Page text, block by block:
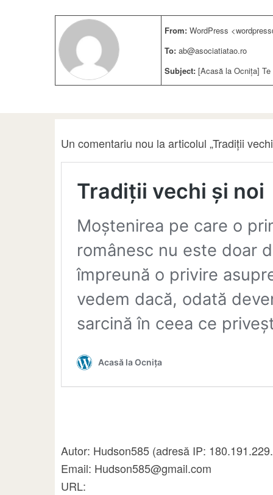
From: WordPress
To: ab@asociatiatao.ro
Subject: [Acasă la Ocnița] Te
Un comentariu nou la articolul „Tradiții
Autor: Hudson585 (adresă IP:
Email: Hudson585@gmail.com
URL: